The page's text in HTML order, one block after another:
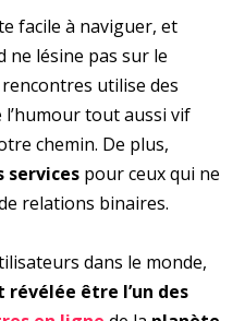
facile à naviguer, et
ne lésine pas sur le
utilise des
l’humour tout aussi vif
chemin. De plus,
services pour ceux qui ne
relations binaires.
dans le monde,
révélée être l’un des